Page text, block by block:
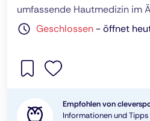
umfassende Hautmedizin im
Geschlossen -öffnet
Empfohlen von
Informationen und